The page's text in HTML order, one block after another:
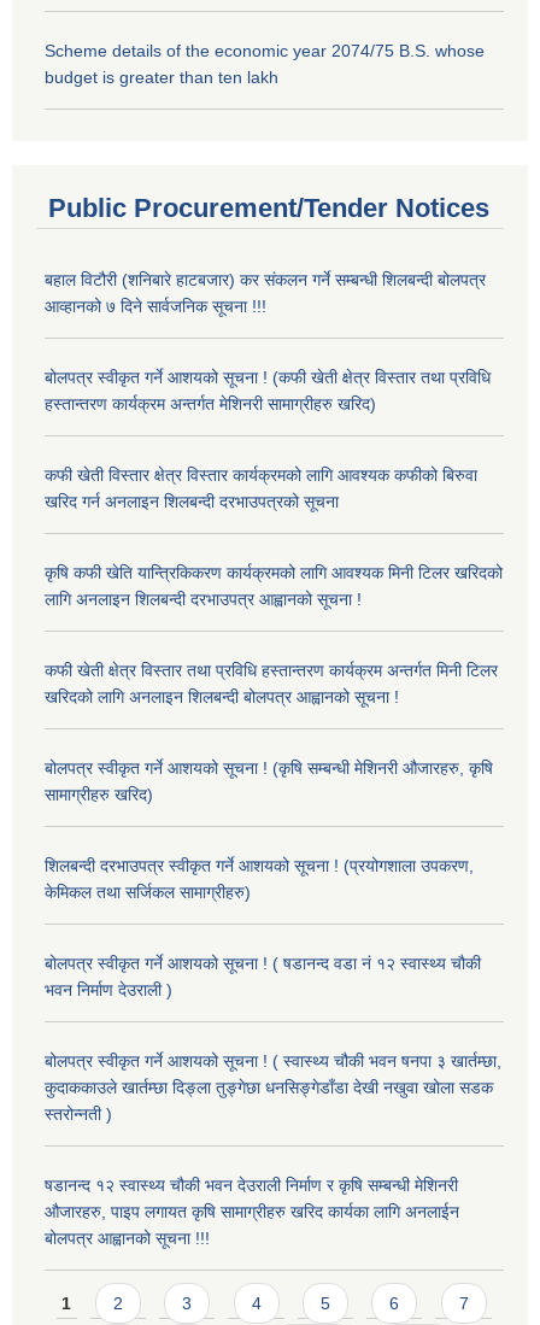
Scheme details of the economic year 2074/75 B.S. whose
budget is greater than ten lakh
Public Procurement/Tender Notices
बहाल विटौरी (शनिबारे हाटबजार) कर संकलन गर्ने सम्बन्धी शिलबन्दी बोलपत्र
आव्हानको ७ दिने सार्वजनिक सूचना !!!
बोलपत्र स्वीकृत गर्ने आशयको सूचना ! (कफी खेती क्षेत्र विस्तार तथा प्रविधि
हस्तान्तरण कार्यक्रम अन्तर्गत मेशिनरी सामाग्रीहरु खरिद)
कफी खेती विस्तार क्षेत्र विस्तार कार्यक्रमको लागि आवश्यक कफीको बिरुवा
खरिद गर्न अनलाइन शिलबन्दी दरभाउपत्रको सूचना
कृषि कफी खेति यान्त्रिकिकरण कार्यक्रमको लागि आवश्यक मिनी टिलर खरिदको
लागि अनलाइन शिलबन्दी दरभाउपत्र आह्वानको सूचना !
कफी खेती क्षेत्र विस्तार तथा प्रविधि हस्तान्तरण कार्यक्रम अन्तर्गत मिनी टिलर
खरिदको लागि अनलाइन शिलबन्दी बोलपत्र आह्वानको सूचना !
बोलपत्र स्वीकृत गर्ने आशयको सूचना ! (कृषि सम्बन्धी मेशिनरी औजारहरु, कृषि
सामाग्रीहरु खरिद)
शिलबन्दी दरभाउपत्र स्वीकृत गर्ने आशयको सूचना ! (प्रयोगशाला उपकरण,
केमिकल तथा सर्जिकल सामाग्रीहरु)
बोलपत्र स्वीकृत गर्ने आशयको सूचना ! ( षडानन्द वडा नं १२ स्वास्थ्य चौकी
भवन निर्माण देउराली )
बोलपत्र स्वीकृत गर्ने आशयको सूचना ! ( स्वास्थ्य चौकी भवन षनपा ३ खार्तम्छा,
कुदाककाउले खार्तम्छा दिङ्ला तुङ्गेछा धनसिङ्गेडाँडा देखी नखुवा खोला सडक
स्तरोन्नती )
षडानन्द १२ स्वास्थ्य चौकी भवन देउराली निर्माण र कृषि सम्बन्धी मेशिनरी
औजारहरु, पाइप लगायत कृषि सामाग्रीहरु खरिद कार्यका लागि अनलाईन
बोलपत्र आह्वानको सूचना !!!
Pages
1 2 3 4 5 6 7